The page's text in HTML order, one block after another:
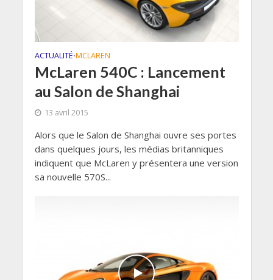
ACTUALITÉ•MCLAREN
McLaren 540C : Lancement
au Salon de Shanghai
13 avril 2015
Alors que le Salon de Shanghai ouvre ses portes
dans quelques jours, les médias britanniques
indiquent que McLaren y présentera une version
sa nouvelle 570S...